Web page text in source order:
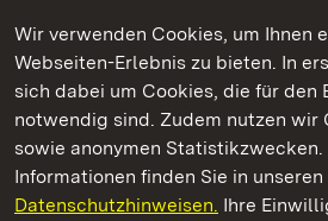
Wir verwenden Cookies, um Ihnen
Webseiten-Erlebnis zu bieten. In
sich dabei um Cookies, die für den
notwendig sind. Zudem nutzen wir
sowie anonymen Statistikzwecken.
Informationen finden Sie in unseren
Datenschutzhinweisen. Ihre
Kommen. Staunen. Genießen.
Staatliche Schlösser und Gärten